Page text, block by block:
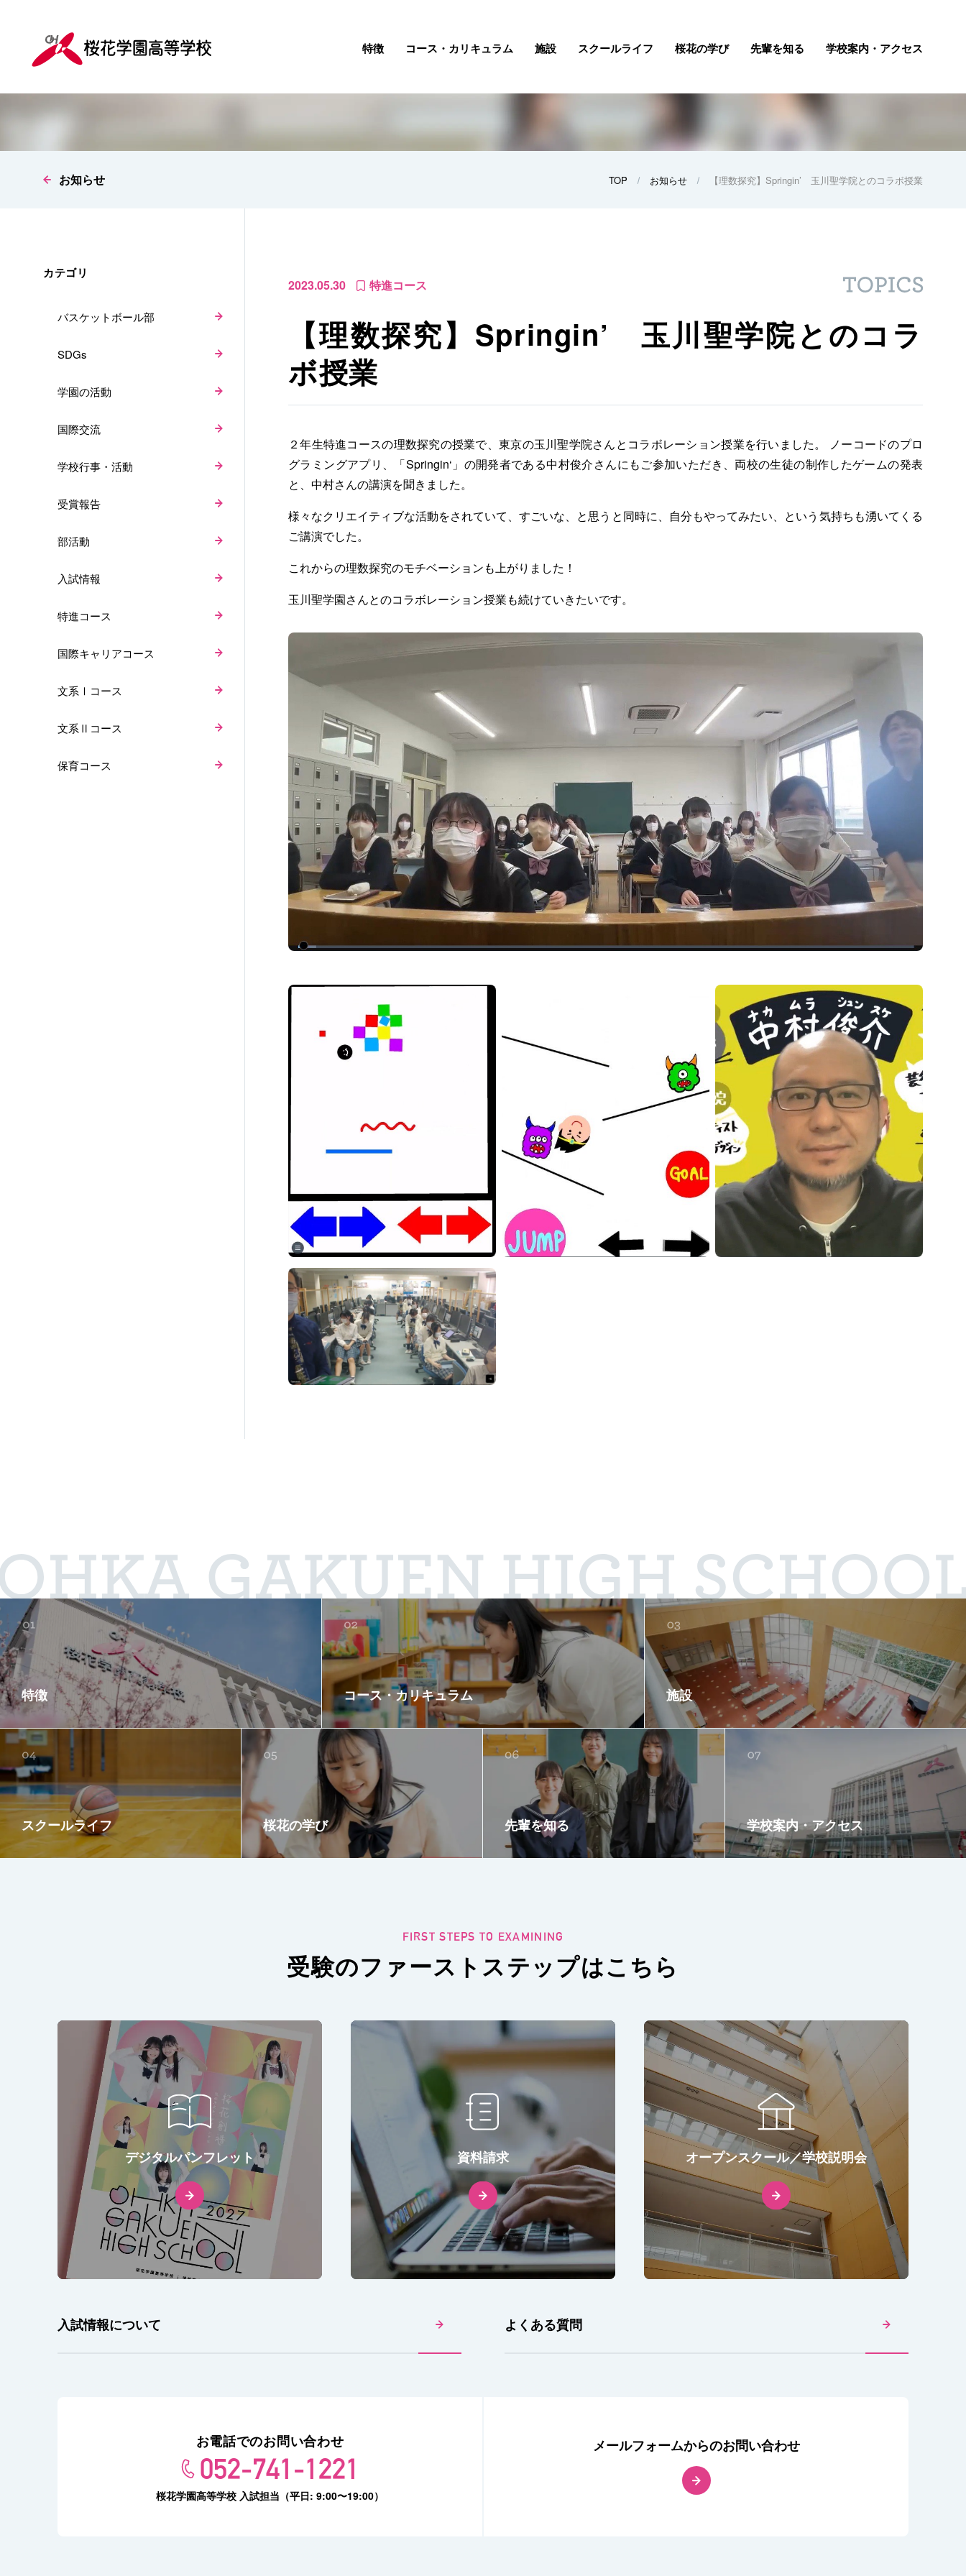
特徴 コース・カリキュラム 施設 スクールライフ 桜花の学び 先輩を知る 学校案内・アクセス
お知らせ TOP お知らせ 【理数探究】Springin’ 玉川聖学院とのコラボ授業
カテゴリ
バスケットボール部
SDGs
学園の活動
国際交流
学校行事・活動
受賞報告
部活動
入試情報
特進コース
国際キャリアコース
文系Ⅰコース
文系Ⅱコース
保育コース
2023.05.30 特進コース
【理数探究】Springin’ 玉川聖学院とのコラ
ボ授業
２年生特進コースの理数探究の授業で、東京の玉川聖学院さんとコラボレーション授業を行いました。 ノーコードのプロ
グラミングアプリ、「Springin‘」の開発者である中村俊介さんにもご参加いただき、両校の生徒の制作したゲームの発表
と、中村さんの講演を聞きました。
様々なクリエイティブな活動をされていて、すごいな、と思うと同時に、自分もやってみたい、という気持ちも湧いてくる
ご講演でした。
これからの理数探究のモチベーションも上がりました！
玉川聖学園さんとのコラボレーション授業も続けていきたいです。
特徴 コース・カリキュラム 施設
スクールライフ 桜花の学び 先輩を知る 学校案内・アクセス
受験のファーストステップはこちら
デジタルパンフレット 資料請求 オープンスクール／学校説明会
入試情報について よくある質問
お電話でのお問い合わせ
052-741-1221
桜花学園高等学校 入試担当（平日: 9:00〜19:00）
メールフォームからのお問い合わせ